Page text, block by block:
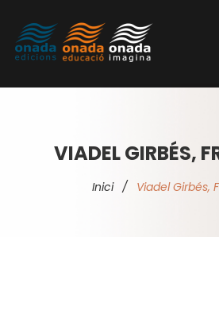
VIADEL GIRBÉS,
Inici / Viadel Girbés,